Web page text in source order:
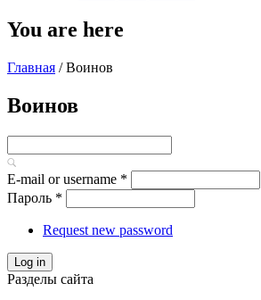
You are here
Главная / Воинов
Воинов
E-mail or username *
Пароль *
Request new password
Log in
Разделы сайта